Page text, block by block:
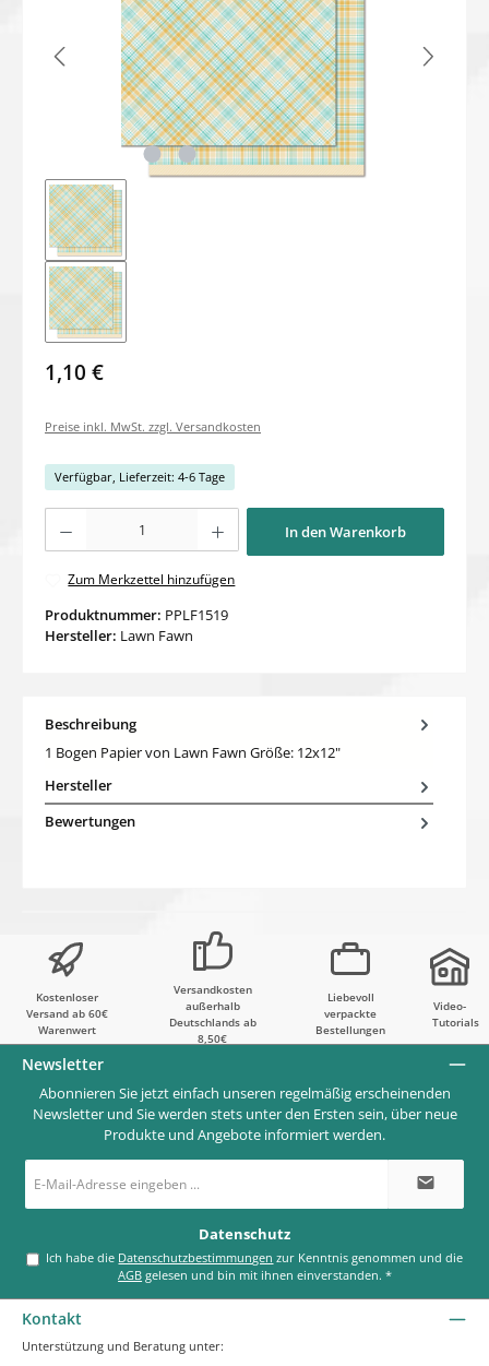
1,10 €
Preise inkl. MwSt. zzgl. Versandkosten
Verfügbar, Lieferzeit: 4-6 Tage
In den Warenkorb
Zum Merkzettel hinzufügen
Produktnummer: PPLF1519
Hersteller: Lawn Fawn
Beschreibung
1 Bogen Papier von Lawn Fawn Größe: 12x12"
Hersteller
Bewertungen
Kostenloser
Versand ab 60€
Warenwert
Versandkosten
außerhalb
Deutschlands ab
8,50€
Liebevoll
verpackte
Bestellungen
Video-
Tutorials
Newsletter
Abonnieren Sie jetzt einfach unseren regelmäßig erscheinenden
Newsletter und Sie werden stets unter den Ersten sein, über neue
Produkte und Angebote informiert werden.
E-
Mail-
*
Datenschutz
Ich habe die Datenschutzbestimmungen
AGB gelesen und bin mit ihnen einverstanden.*
Kontakt
Unterstützung und Beratung unter: